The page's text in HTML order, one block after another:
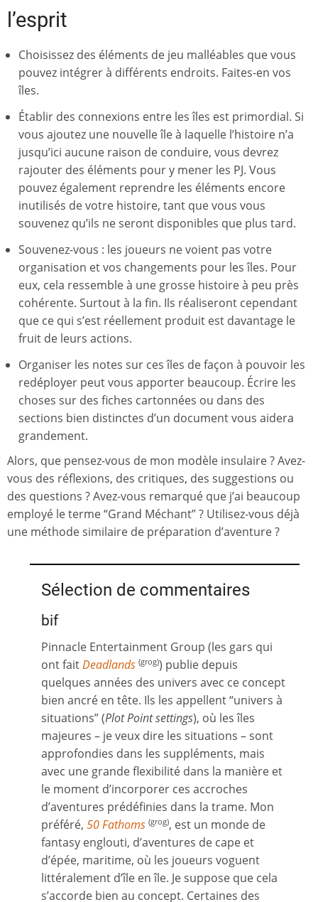
l’esprit
Choisissez des éléments de jeu malléables que vous
pouvez intégrer à différents endroits. Faites-en vos
îles.
Établir des connexions entre les îles est primordial. Si
vous ajoutez une nouvelle île à laquelle l’histoire n’a
jusqu’ici aucune raison de conduire, vous devrez
rajouter des éléments pour y mener les PJ. Vous
pouvez également reprendre les éléments encore
inutilisés de votre histoire, tant que vous vous
souvenez qu’ils ne seront disponibles que plus tard.
Souvenez-vous : les joueurs ne voient pas votre
organisation et vos changements pour les îles. Pour
eux, cela ressemble à une grosse histoire à peu près
cohérente. Surtout à la fin. Ils réaliseront cependant
que ce qui s’est réellement produit est davantage le
fruit de leurs actions.
Organiser les notes sur ces îles de façon à pouvoir les
redéployer peut vous apporter beaucoup. Écrire les
choses sur des fiches cartonnées ou dans des
sections bien distinctes d’un document vous aidera
grandement.
Alors, que pensez-vous de mon modèle insulaire ? Avez-
vous des réflexions, des critiques, des suggestions ou
des questions ? Avez-vous remarqué que j’ai beaucoup
employé le terme “Grand Méchant” ? Utilisez-vous déjà
une méthode similaire de préparation d’aventure ?
Sélection de commentaires
bif
Pinnacle Entertainment Group (les gars qui
ont faitDeadlands (grog)) publie depuis
quelques années des univers avec ce concept
bien ancré en tête. Ils les appellent “univers à
situations” (Plot Point settings), où les îles
majeures – je veux dire les situations – sont
approfondies dans les suppléments, mais
avec une grande flexibilité dans la manière et
le moment d’incorporer ces accroches
d’aventures prédéfinies dans la trame. Mon
préféré, 50 Fathoms (grog), est un monde de
fantasy englouti, d’aventures de cape et
d’épée, maritime, où les joueurs voguent
littéralement d’île en île. Je suppose que cela
s’accorde bien au concept. Certaines des